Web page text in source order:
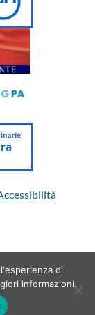
della provincia di
di
informazioni.